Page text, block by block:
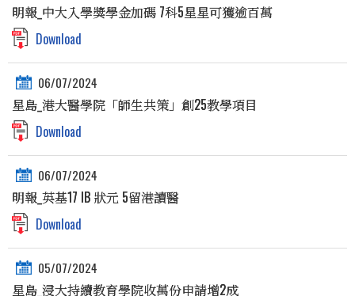
明報_中大入學獎學金加碼 7科5星星可獲逾百萬
Download
06/07/2024
星島_港大醫學院「師生共策」創25教學項目
Download
06/07/2024
明報_英基17 IB 狀元 5留港讀醫
Download
05/07/2024
星島_浸大持續教育學院收萬份申請增2成